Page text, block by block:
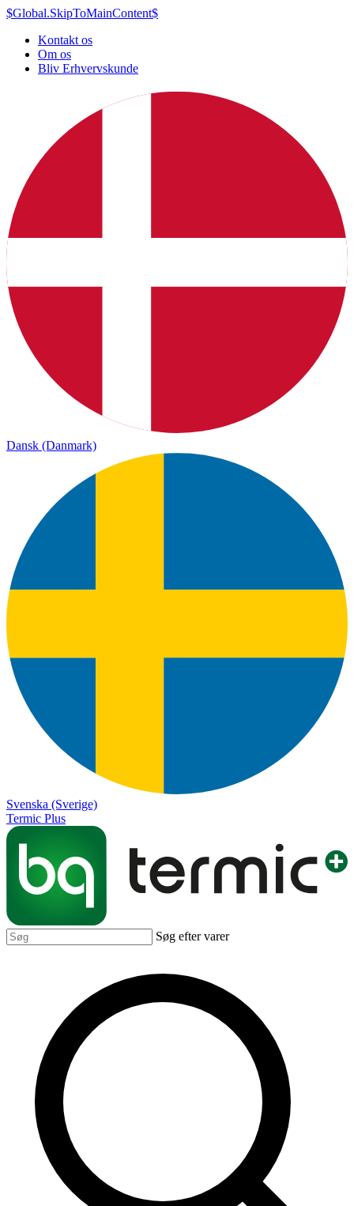
$Global.SkipToMainContent$
Kontakt os
Om os
Bliv Erhvervskunde
Dansk (Danmark)
Svenska (Sverige)
Termic Plus
Søg efter varer